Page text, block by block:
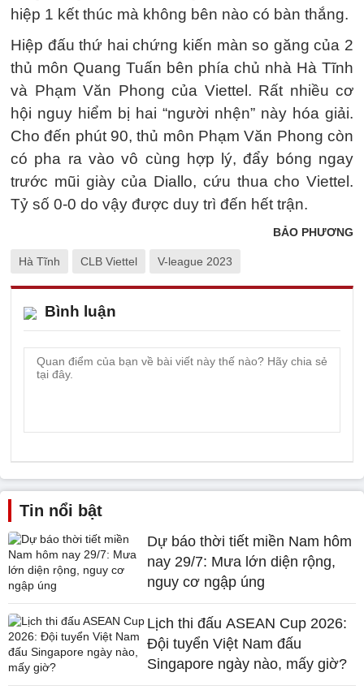
hiệp 1 kết thúc mà không bên nào có bàn thắng.
Hiệp đấu thứ hai chứng kiến màn so găng của 2
thủ môn Quang Tuấn bên phía chủ nhà Hà Tĩnh
và Phạm Văn Phong của Viettel. Rất nhiều cơ
hội nguy hiểm bị hai “người nhện” này hóa giải.
Cho đến phút 90, thủ môn Phạm Văn Phong còn
có pha ra vào vô cùng hợp lý, đẩy bóng ngay
trước mũi giày của Diallo, cứu thua cho Viettel.
Tỷ số 0-0 do vậy được duy trì đến hết trận.
BẢO PHƯƠNG
Hà Tĩnh CLB Viettel V-league 2023
Bình luận
Tin nổi bật
Dự báo thời tiết miền Nam hôm
nay 29/7: Mưa lớn diện rộng,
nguy cơ ngập úng
Lịch thi đấu ASEAN Cup 2026:
Đội tuyển Việt Nam đấu
Singapore ngày nào, mấy giờ?